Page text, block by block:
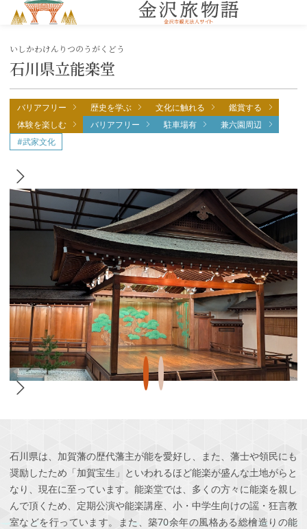
石川県立能楽堂
いしかわけんりつのうがくどう
バリアフリー 歴史を学ぶ 文化に触れる
鑑賞する
体験を楽しむ
バリアフリー 駐車場有
兼六園周辺
#武家文化
石川県は、加賀藩の歴代藩主が能を愛好し、また、藩士や領民にも
奨励したため「加賀宝生」といわれるほど能楽が盛んな土地がらと
なり、現在に至っています。能楽堂では、多くの方々に能楽を親し
んで頂くため、定期公演や能楽講座、小・中学生向けの謡・狂言教
室などを行っています。また、築70余年の風格ある総檜造りの能